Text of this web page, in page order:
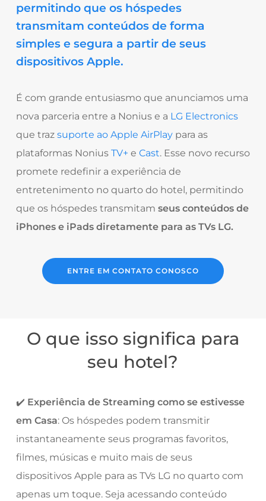
permitindo que os hóspedes
transmitam conteúdos de forma
simples e segura a partir de seus
dispositivos Apple.
É com grande entusiasmo que anunciamos uma
nova parceria entre a Nonius e a LG Electronics
que traz suporte ao Apple AirPlaypara as
plataformas Nonius TV+ e Cast. Esse novo recurso
promete redefinir a experiência de
entretenimento no quarto do hotel, permitindo
que os hóspedes transmitam seus conteúdos de
iPhones e iPads diretamente para as TVs LG.
ENTRE EM CONTATO CONOSCO
O que isso significa para
seu hotel?
✔️ Experiência de Streaming como se estivesse
em Casa: Os hóspedes podem transmitir
instantaneamente seus programas favoritos,
filmes, músicas e muito mais de seus
dispositivos Apple para as TVs LG no quarto com
apenas um toque. Seja acessando conteúdo